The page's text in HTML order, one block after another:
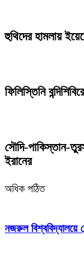
হুথিদের হামলায়
ফিলিস্তিনি
সৌদি-পাকিস্তান-
ইরানের
অধিক পঠিত
নজরুল বিশ্ববিদ্যালয়ে